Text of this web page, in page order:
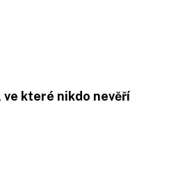
ve které nikdo nevěří